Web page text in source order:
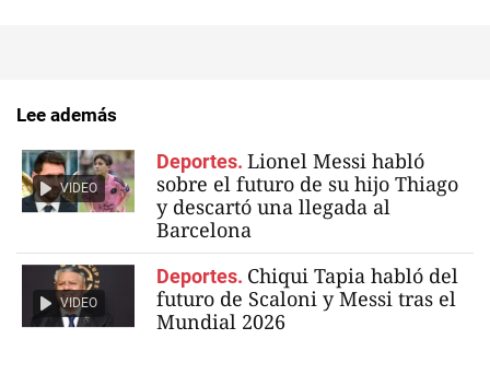
Lee además
VIDEO
Deportes. Lionel Messi habló
sobre el futuro de su hijo Thiago
y descartó una llegada al
Barcelona
VIDEO
Deportes. Chiqui Tapia habló del
futuro de Scaloni y Messi tras el
Mundial 2026